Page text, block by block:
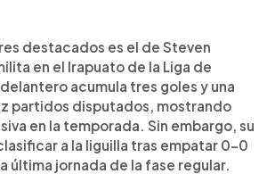
con el Baltika. Mientras tanto,
general, los legionarios mantienen
entre rendimiento individual y
en sus clubes.
destacados es el de Steven
en el Irapuato de la Liga de
delantero acumula tres goles y una
partidos disputados, mostrando
en la temporada. Sin embargo, su
a la liguilla tras empatar 0-0
última jornada de la fase regular.